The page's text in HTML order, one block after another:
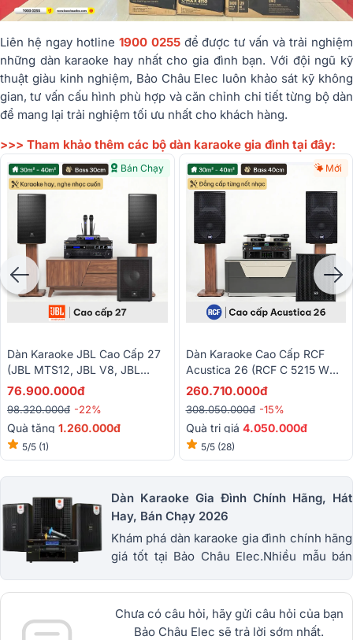
Liên hệ ngay hotline 1900 0255để được tư vấn và trải nghiệm
những dàn karaoke hay nhất cho gia đình bạn. Với đội ngũ kỹ
thuật giàu kinh nghiệm, Bảo Châu Elec luôn khảo sát kỹ không
gian, tư vấn cấu hình phù hợp và căn chỉnh chi tiết từng bộ dàn
để mang lại trải nghiệm tối ưu nhất cho khách hàng.
>>> Tham khảo thêm các bộ dàn karaoke gia đình tại đây:
Bán Chạy
Dàn Karaoke JBL Cao Cấp 27
(JBL MTS12, JBL V8, JBL
KX190, JBL IRX115S, JBL
76.900.000đ
98.320.000đ -22%
Quà tặng 1.260.000đ
5/5 (1)
Mới
Dàn Karaoke Cao Cấp RCF
Acustica 26 (RCF C 5215 W
MK3, RCF QPS 10K, RCF S
260.710.000đ
308.050.000đ -15%
Quà trị giá 4.050.000đ
5/5 (28)
Dàn Karaoke Gia Đình Chính Hãng, Hát
Hay, Bán Chạy 2026
Khám phá dàn karaoke gia đình chính hãng
giá tốt tại Bảo Châu Elec.Nhiều mẫu bán
chạy từ JBL, BIK, RCF, Denon, Alto,
dBTechnologies, Philips Cao
Cấp.1900.0255
Chưa có câu hỏi, hãy gửi câu hỏi của bạn
Bảo Châu Elec sẽ trả lời sớm nhất.